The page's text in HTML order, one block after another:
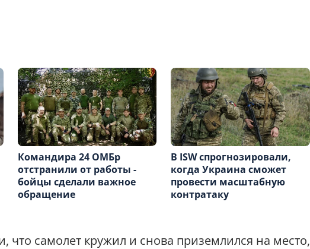
Командира 24 ОМБр
отстранили от работы -
бойцы сделали важное
обращение
В ISW спрогнозировали,
когда Украина сможет
провести масштабную
контратаку
что самолет кружил и снова приземлился на место,